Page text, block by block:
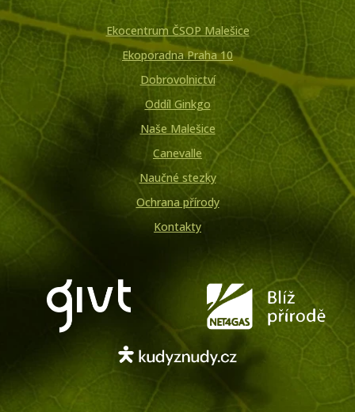
Ekocentrum ČSOP Malešice
Ekoporadna Praha 10
Dobrovolnictví
Oddíl Ginkgo
Naše Malešice
Canevalle
Naučné stezky
Ochrana přírody
Kontakty